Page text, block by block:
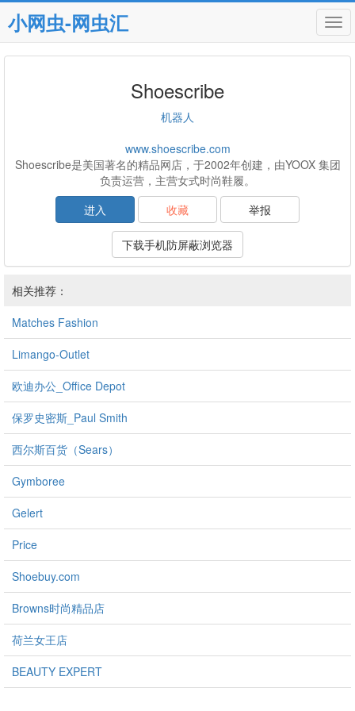
小网虫-网虫汇
Shoescribe
机器人
www.shoescribe.com
Shoescribe是美国著名的精品网店，于2002年创建，由YOOX 集团
负责运营，主营女式时尚鞋履。
进入
收藏 举报
下载手机防屏蔽浏览器
相关推荐：
Matches Fashion
Limango-Outlet
欧迪办公_Office Depot
保罗史密斯_Paul Smith
西尔斯百货（Sears）
Gymboree
Gelert
Price
Shoebuy.com
Browns时尚精品店
荷兰女王店
BEAUTY EXPERT